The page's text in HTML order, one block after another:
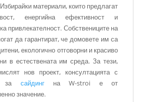
материали, които предлагат
енергийна ефективност и
привлекателност. Собствениците на
да гарантират, че домовете им са
екологично отговорни и красиво
в естествената им среда. За тези,
нов проект, консултацията с
за сайдингна W-stroi е от
значение.